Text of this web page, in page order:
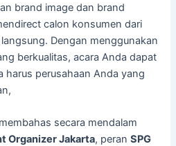
brand image dan brand
calon konsumen dari
Dengan menggunakan
berkualitas, acara Anda dapat
harus perusahaan Anda yang
secara mendalam
Organizer Jakarta, peranSPG